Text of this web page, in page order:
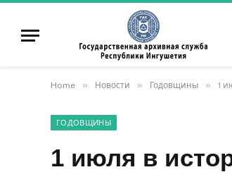
Home » Новости » Годовщины » 1
ГОДОВЩИНЫ
1 июля в